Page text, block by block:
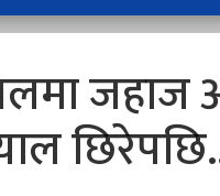
जहाज